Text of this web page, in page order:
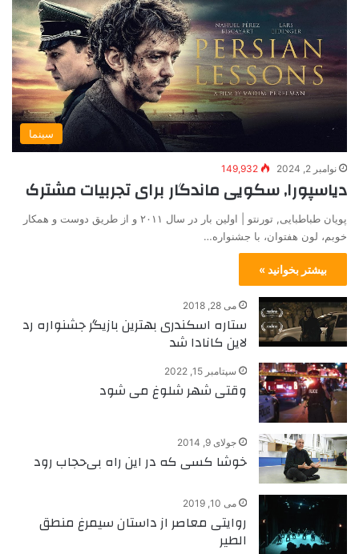
سینما
نوامبر 2, 2024 149,932
دیاسپورا, سکویی ماندگار برای تجربیات مشترک
پویان طباطبایی, تورنتو | اولین بار در سال ۲۰۱۱ و از طریق دوست و همکار
خوبم، لون هفتوان، با جشنواره…
بیشتر بخوانید »
می 28, 2018
ستاره اسکندری بهترین بازیگر جشنواره رد
لاین کانادا شد
سپتامبر 15, 2022
وقتی شهر شلوغ می شود
جولای 9, 2014
خوشا کسی که در این راه بی‌حجاب رود
می 10, 2019
روایتی معاصر از داستان سیمرغ منطق
الطیر